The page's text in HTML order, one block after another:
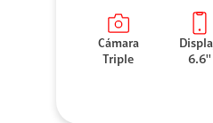
Cámara
Triple
6.6''